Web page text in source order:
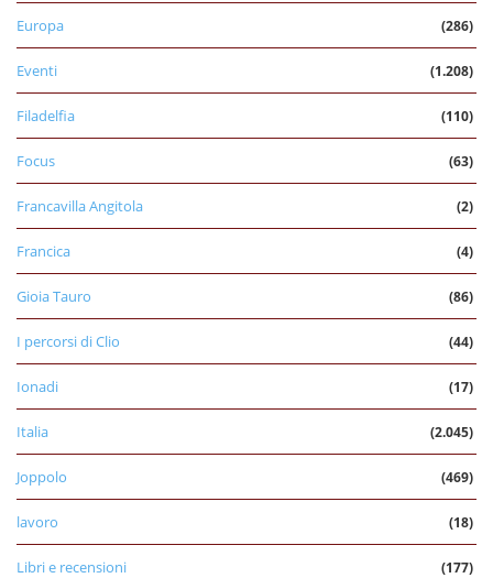
Europa (286)
Eventi (1.208)
Filadelfia (110)
Focus (63)
Francavilla Angitola (2)
Francica (4)
Gioia Tauro (86)
I percorsi di Clio (44)
Ionadi (17)
Italia (2.045)
Joppolo (469)
lavoro (18)
Libri e recensioni (177)